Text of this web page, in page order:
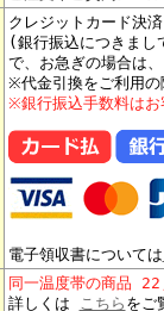
クレジットカード決
(銀行振込につきまし
で、お急ぎの場合は
※代金引換をご利用の
※銀行振込手数料はお
電子領収書については
同一温度帯の商品
詳しくは こちら をご